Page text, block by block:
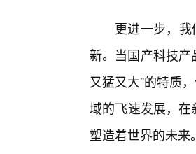
更进一步，
新。当国产科技产
又猛又大”的特质
域的飞速发展，
塑造着世界的未来。